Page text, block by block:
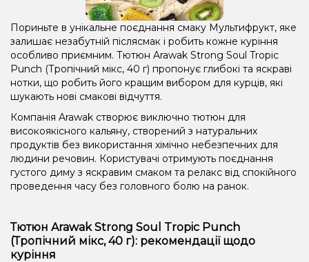
Пориньте в унікальне поєднання смаку Мультифрукт, яке
залишає незабутній післясмак і робить кожне куріння
особливо приємним. Тютюн Arawak Strong Soul Tropic
Punch (Тропічний мікс, 40 г) пропонує глибокі та яскраві
нотки, що робить його кращим вибором для курців, які
шукають нові смакові відчуття.
Компанія Arawak створює виключно тютюн для
високоякісного кальяну, створений з натуральних
продуктів без використання хімічно небезпечних для
людини речовин. Користувачі отримують поєднання
густого диму з яскравим смаком та релакс від спокійного
проведення часу без головного болю на ранок.
Тютюн Arawak Strong Soul Tropic Punch
(Тропічний мікс, 40 г): рекомендації щодо
куріння